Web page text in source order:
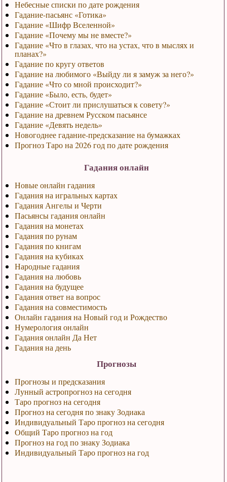
Небесные списки по дате рождения
Гадание-пасьянс «Готика»
Гадание «Шифр Вселенной»
Гадание «Почему мы не вместе?»
Гадание «Что в глазах, что на устах, что в мыслях и
планах?»
Гадание по кругу ответов
Гадание на любимого «Выйду ли я замуж за него?»
Гадание «Что со мной происходит?»
Гадание «Было, есть, будет»
Гадание «Стоит ли прислушаться к совету?»
Гадание на древнем Русском пасьянсе
Гадание «Девять недель»
Новогоднее гадание-предсказание на бумажках
Прогноз Таро на 2026 год по дате рождения
Гадания онлайн
Новые онлайн гадания
Гадания на игральных картах
Гадания Ангелы и Черти
Пасьянсы гадания онлайн
Гадания на монетах
Гадания по рунам
Гадания по книгам
Гадания на кубиках
Народные гадания
Гадания на любовь
Гадания на будущее
Гадания ответ на вопрос
Гадания на совместимость
Онлайн гадания на Новый год и Рождество
Нумерология онлайн
Гадания онлайн Да Нет
Гадания на день
Прогнозы
Прогнозы и предсказания
Лунный астропрогноз на сегодня
Таро прогноз на сегодня
Прогноз на сегодня по знаку Зодиака
Индивидуальный Таро прогноз на сегодня
Общий Таро прогноз на год
Прогноз на год по знаку Зодиака
Индивидуальный Таро прогноз на год